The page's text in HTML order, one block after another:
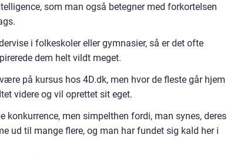
som man også betegner med forkortelsen
i folkeskoler eller gymnasier, så er det ofte
dem helt vildt meget.
på kursus hos 4D.dk, men hvor de fleste går hjem
videre og vil oprettet sit eget.
men simpelthen fordi, man synes, deres
ud til mange flere, og man har fundet sig kald her i